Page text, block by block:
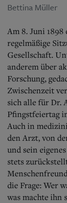
Bettina Müller
Am 8. Juni
regelmäßige
Gesellschaft.
anderem über
Forschung,
Zwischenzeit
sich alle für Dr.
Pfingstfeiertag
Auch in
den Arzt, von
und sein
stets
die Frage: Wer
was machte ihn